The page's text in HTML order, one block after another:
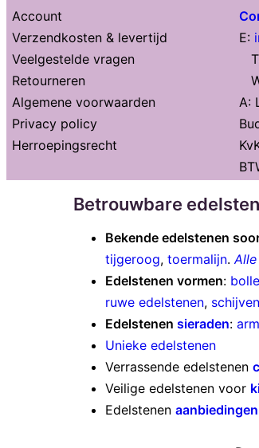
Account
Verzendkosten & levertijd
Veelgestelde vragen
Retourneren
Algemene voorwaarden
Privacy policy
Herroepingsrecht
E:
A:
Betrouwbare
Bekende edelstenen
tijgeroog, toermalijn.
Edelstenen vormen:
ruwe edelstenen, schijven
Edelstenen sieraden:
Unieke edelstenen
Verrassende edelstenen
Veilige edelstenen voor
Edelstenen aanbiedingen